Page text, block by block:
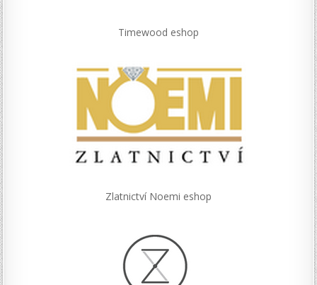
Timewood eshop
Zlatnictví Noemi eshop